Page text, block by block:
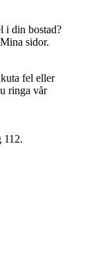
din bostad?
sidor.
fel eller
ringa vår